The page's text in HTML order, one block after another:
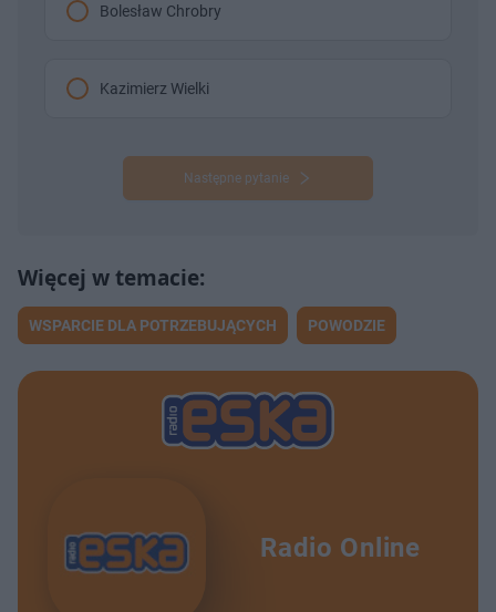
Bolesław Chrobry
Kazimierz Wielki
Następne pytanie
WSPARCIE DLA POTRZEBUJĄCYCH POWODZIE
Radio Online